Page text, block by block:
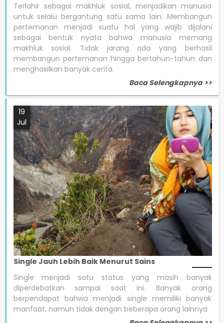
Terlahir sebagai makhluk sosial, menjadikan manusia
untuk selalu bergantung satu sama lain. Membangun
pertemanan menjadi suatu hal yang wajib dijalani
sebagai bentuk nyata bahwa manusia memang
makhluk sosial. Tidak jarang ada yang berhasil
membangun pertemanan hingga bertahun-tahun dan
menghasilkan banyak cerita.
Baca Selengkapnya >>
19
Jul
Single Jauh Lebih Baik Menurut Sains
Single menjadi satu status yang masih banyak
diperdebatkan sampai saat ini. Banyak orang
berpendapat bahwa menjadi single memiliki banyak
manfaat, namun tidak dengan beberapa orang lainnya